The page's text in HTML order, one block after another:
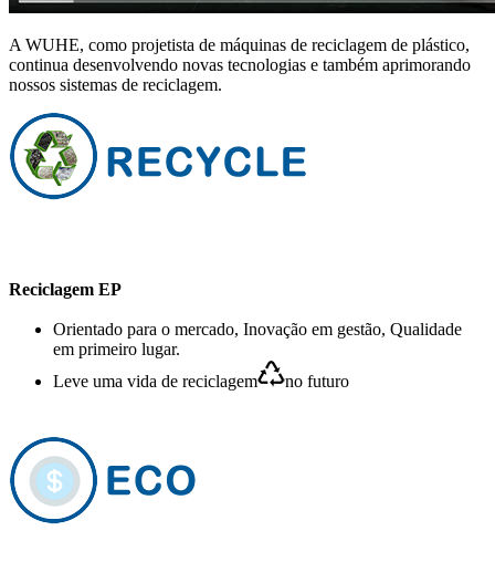
A WUHE, como projetista de máquinas de reciclagem de plástico,
continua desenvolvendo novas tecnologias e também aprimorando
nossos sistemas de reciclagem.
Reciclagem EP
Orientado para o mercado, Inovação em gestão, Qualidade
em primeiro lugar.
Leve uma vida de reciclagem
no futuro